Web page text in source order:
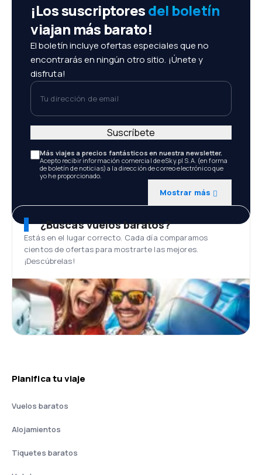
¡Los suscriptoresdel boletín
viajan más barato!
El boletín incluye ofertas especiales que no
encontrarás en ningún otro sitio. ¡Únete y
disfruta!
Tu dirección de email
Más viajes a precios fantásticos en nuestra newsletter.
Acepto recibir información comercial de eSky.pl S.A. (en forma
de boletín de noticias) a la dirección de correo electrónico que
yo he proporcionado.
Mostrar más
Suscríbete
¿Buscas vuelos baratos?
Estás en el lugar correcto. Cada día comparamos
cientos de ofertas para mostrarte las mejores.
¡Descúbrelas!
Planifica tu viaje
Vuelos baratos
Alojamientos
Tiquetes baratos